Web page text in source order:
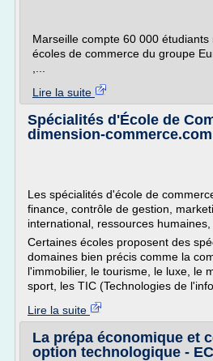
Marseille compte 60 000
écoles de commerce du groupe
Lire la suite
Spécialités d'École de
dimension-commerce.com
Les spécialités d'école de
finance, contrôle de gestion,
international, ressources humaines,
Certaines écoles proposent des
domaines bien précis comme la
l'immobilier, le tourisme, le luxe, le
sport, les TIC (Technologies de
Lire la suite
La prépa économique et
option technologique -